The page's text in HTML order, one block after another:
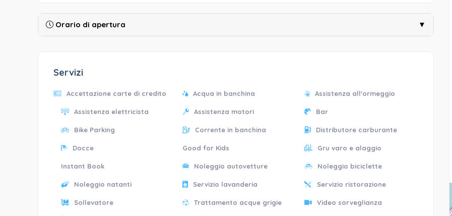
Orario di apertura ▼
Servizi
Accettazione carte di credito Acqua in banchina Assistenza all'ormeggio
Assistenza elettricista Assistenza motori Bar
Bike Parking Corrente in banchina Distributore carburante
Docce Good for Kids Gru varo e alaggio
Instant Book Noleggio autovetture Noleggio biciclette
Noleggio natanti Servizio lavanderia Servizio ristorazione
Sollevatore Trattamento acque grigie Video sorveglianza